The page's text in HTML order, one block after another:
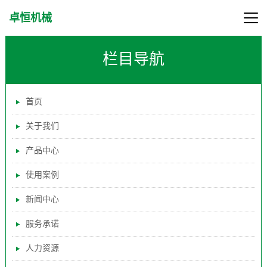
卓恒机械
栏目导航
首页
关于我们
产品中心
使用案例
新闻中心
服务承诺
人力资源